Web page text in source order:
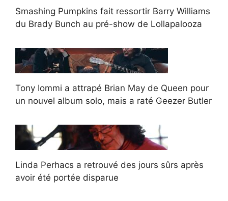
Smashing Pumpkins fait ressortir Barry Williams
du Brady Bunch au pré-show de Lollapalooza
Tony Iommi a attrapé Brian May de Queen pour
un nouvel album solo, mais a raté Geezer Butler
Linda Perhacs a retrouvé des jours sûrs après
avoir été portée disparue